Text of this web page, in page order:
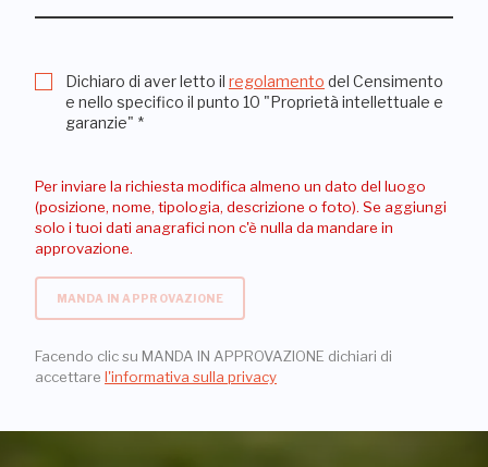
Dichiaro di aver letto il regolamento del Censimento
e nello specifico il punto 10 "Proprietà intellettuale e
garanzie" *
Per inviare la richiesta modifica almeno un dato del luogo
(posizione, nome, tipologia, descrizione o foto). Se aggiungi
solo i tuoi dati anagrafici non c'è nulla da mandare in
approvazione.
MANDA IN APPROVAZIONE
Facendo clic su MANDA IN APPROVAZIONE dichiari di
accettare l'informativa sulla privacy